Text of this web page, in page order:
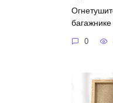
багажнике
0